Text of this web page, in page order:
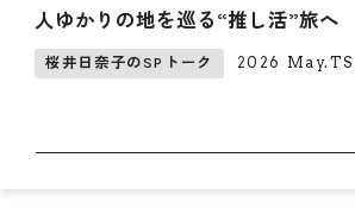
りの地を巡る“推し活”旅へ
2026 May.TS PLUS
奈子のSPトーク